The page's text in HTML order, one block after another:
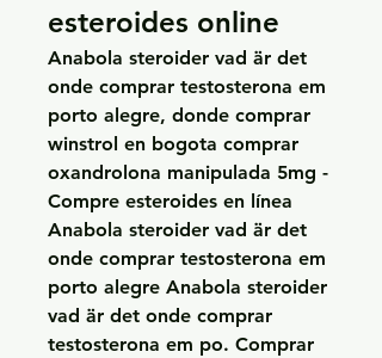
esteroides online
Anabola steroider vad är det
onde comprar testosterona em
porto alegre, donde comprar
winstrol en bogota comprar
oxandrolona manipulada 5mg -
Compre esteroides en línea
Anabola steroider vad är det
onde comprar testosterona em
porto alegre Anabola steroider
vad är det onde comprar
testosterona em po. Comprar